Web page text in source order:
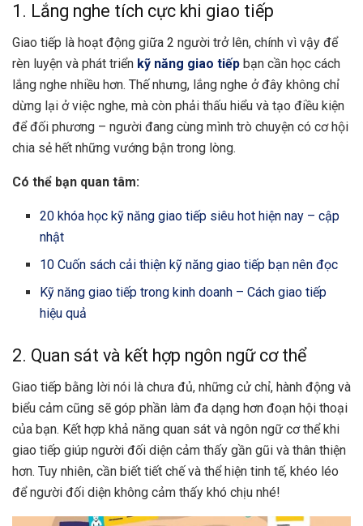
1. Lắng nghe tích cực khi giao tiếp
Giao tiếp là hoạt động giữa 2 người trở lên, chính vì vậy để
rèn luyện và phát triển kỹ năng giao tiếp bạn cần học cách
lắng nghe nhiều hơn. Thế nhưng, lắng nghe ở đây không chỉ
dừng lại ở việc nghe, mà còn phải thấu hiểu và tạo điều kiện
để đối phương – người đang cùng mình trò chuyện có cơ hội
chia sẻ hết những vướng bận trong lòng.
Có thể bạn quan tâm:
20 khóa học kỹ năng giao tiếp siêu hot hiện nay – cập
nhật
10 Cuốn sách cải thiện kỹ năng giao tiếp bạn nên đọc
Kỹ năng giao tiếp trong kinh doanh – Cách giao tiếp
hiệu quả
2. Quan sát và kết hợp ngôn ngữ cơ thể
Giao tiếp bằng lời nói là chưa đủ, những cử chỉ, hành động và
biểu cảm cũng sẽ góp phần làm đa dạng hơn đoạn hội thoại
của bạn. Kết hợp khả năng quan sát và ngôn ngữ cơ thể khi
giao tiếp giúp người đối diện cảm thấy gần gũi và thân thiện
hơn. Tuy nhiên, cần biết tiết chế và thể hiện tinh tế, khéo léo
để người đối diện không cảm thấy khó chịu nhé!